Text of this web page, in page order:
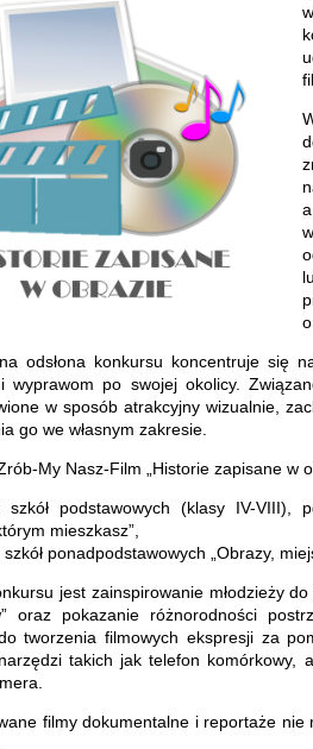
odsłona konkursu koncentruje się
wyprawom po swojej okolicy.
w sposób atrakcyjny wizualnie,
go we własnym zakresie.
My Nasz-Film „Historie zapisane w
szkół podstawowych (klasy IV-VIII),
mieszkasz”,
szkół ponadpodstawowych „Obrazy,
jest zainspirowanie młodzieży
oraz pokazanie różnorodności
tworzenia filmowych ekspresji za
takich jak telefon komórkowy,
filmy dokumentalne i reportaże